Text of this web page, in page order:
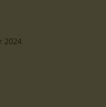
2024